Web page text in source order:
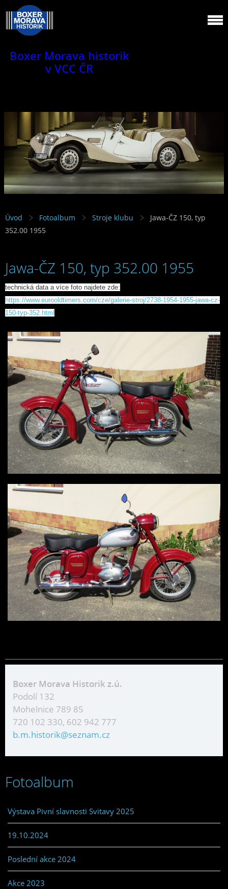
Boxer Morava historik
v VCC ČR
Jsme klub veteránů.
Úvod Fotoalbum Stroje klubu
Jawa-ČZ 150, typ
352.00 1955
Jawa-ČZ 150, typ 352.00 1955
technická data a více foto najdete zde:
https://www.eurooldtimers.com/cze/galerie-stroj/2738-1954-1955-jawa-cz-
150-typ-352.html
Boxer Morava Historik z.ú.
Podolí 132
Mohelnice 789 85
720 102 330, 602 942 777
b.m.historik@seznam.cz
Fotoalbum
Výstava Pivní slavnosti Svitavy 2025
19.10.2024
Poslední akce 2024
Akce 2023